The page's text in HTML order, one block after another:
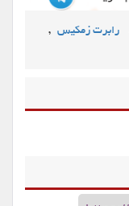
رابرت زمکیس ,